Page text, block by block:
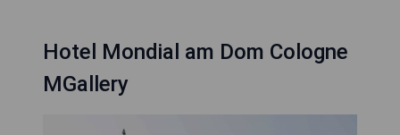
Hotel Mondial am Dom Cologne
MGallery